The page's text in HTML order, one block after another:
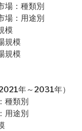
場：種類別
場：用途別
模
規模
規模
年～2031年）
種類別
用途別